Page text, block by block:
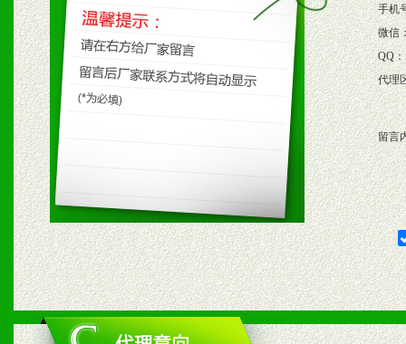
保产品顺利销售。
4、根据市场情况公司给予
购支持。
五、退换货制度
1、给予前期市场操作一定
2、对于临期，滞销品给予
六、服务优势
手机
微信
QQ：
代理
留言